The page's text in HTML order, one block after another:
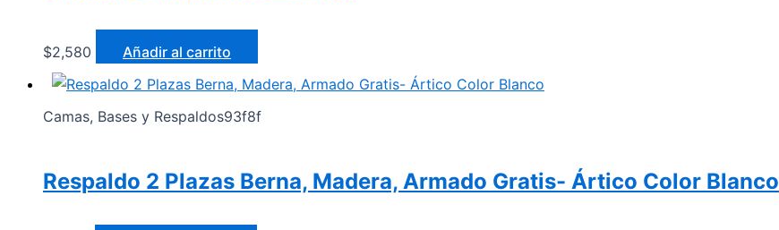
$2,580 Añadir al carrito
Camas, Bases y Respaldos93f8f
Respaldo 2 Plazas Berna, Madera, Armado Gratis- Ártico Color Blanco